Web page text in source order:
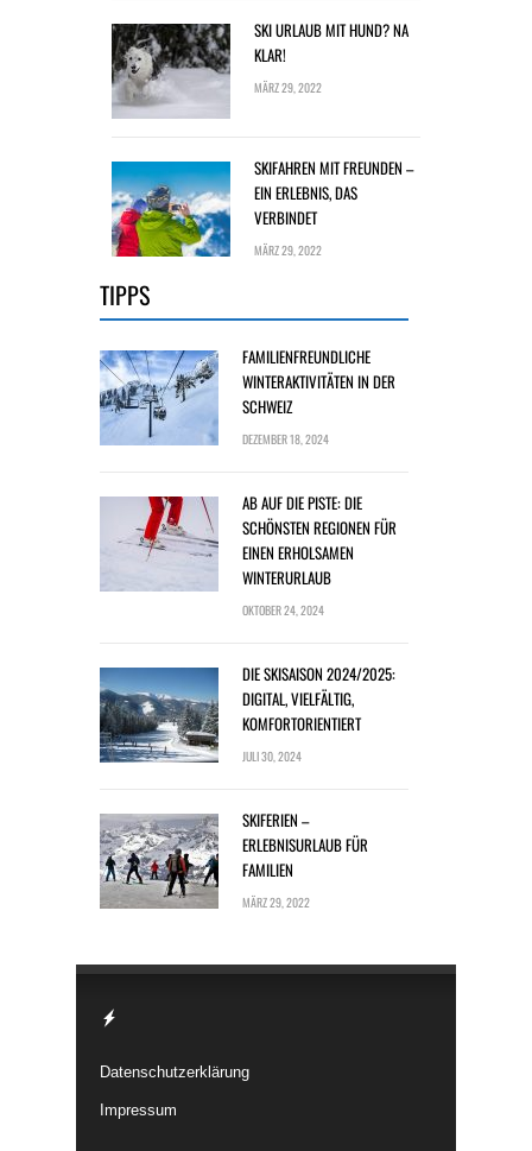
SKI URLAUB MIT HUND? NA
KLAR!
MÄRZ 29, 2022
SKIFAHREN MIT FREUNDEN –
EIN ERLEBNIS, DAS
VERBINDET
MÄRZ 29, 2022
TIPPS
FAMILIENFREUNDLICHE
WINTERAKTIVITÄTEN IN DER
SCHWEIZ
DEZEMBER 18, 2024
AB AUF DIE PISTE: DIE
SCHÖNSTEN REGIONEN FÜR
EINEN ERHOLSAMEN
WINTERURLAUB
OKTOBER 24, 2024
DIE SKISAISON 2024/2025:
DIGITAL, VIELFÄLTIG,
KOMFORTORIENTIERT
JULI 30, 2024
SKIFERIEN –
ERLEBNISURLAUB FÜR
FAMILIEN
MÄRZ 29, 2022
Datenschutzerklärung
Impressum